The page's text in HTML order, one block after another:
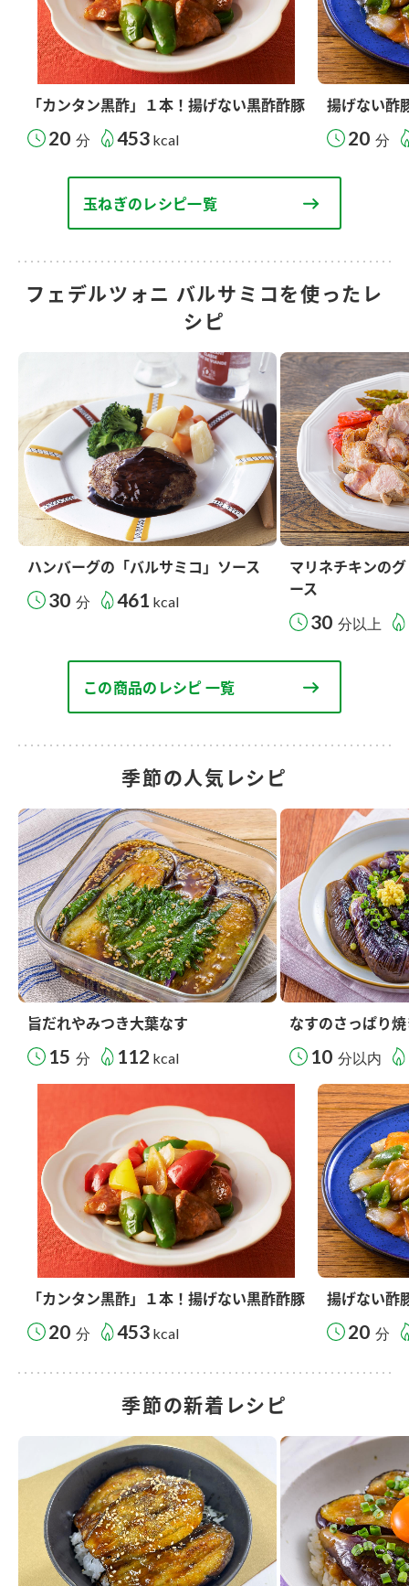
「カンタン黒酢」１本！揚げない黒酢酢豚
20 分 453 kcal
揚げない酢
20 分
玉ねぎのレシピ一覧
フェデルツォニ バルサミコを使ったレ
シピ
ハンバーグの「バルサミコ」ソース
30 分 461 kcal
マリネチキンの
ース
30 分以上
この商品のレシピ 一覧
季節の人気レシピ
旨だれやみつき大葉なす
15 分 112 kcal
なすのさっぱり
10 分以内
「カンタン黒酢」１本！揚げない黒酢酢豚
20 分 453 kcal
揚げない酢
20 分
季節の新着レシピ